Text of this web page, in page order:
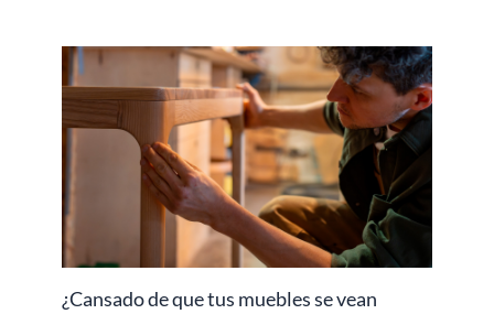
¿Cansado de que tus muebles se vean